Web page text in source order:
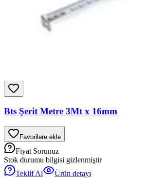
Bts Şerit Metre 3Mt x 16mm
Favorilere ekle
Fiyat Sorunuz
Stok durumu bilgisi gizlenmiştir
Teklif Al
Ürün detayı